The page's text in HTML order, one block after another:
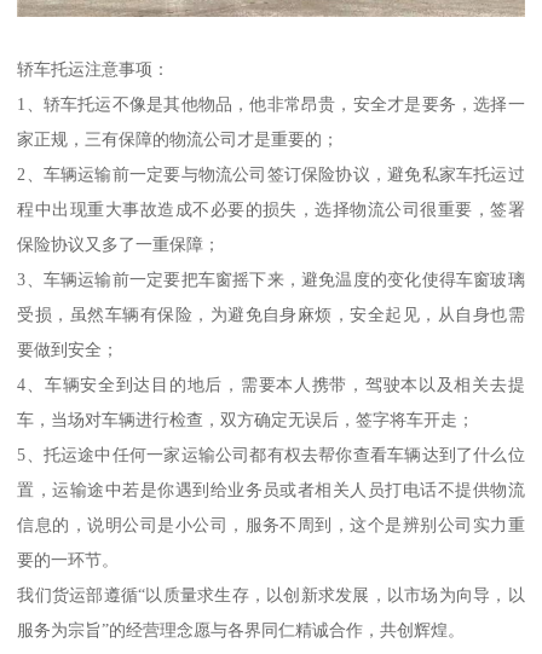
轿车托运注意事项：
1、轿车托运不像是其他物品，他非常昂贵，安全才是要务，选择一
家正规，三有保障的物流公司才是重要的；
2、车辆运输前一定要与物流公司签订保险协议，避免私家车托运过
程中出现重大事故造成不必要的损失，选择物流公司很重要，签署
保险协议又多了一重保障；
3、车辆运输前一定要把车窗摇下来，避免温度的变化使得车窗玻璃
受损，虽然车辆有保险，为避免自身麻烦，安全起见，从自身也需
要做到安全；
4、车辆安全到达目的地后，需要本人携带，驾驶本以及相关去提
车，当场对车辆进行检查，双方确定无误后，签字将车开走；
5、托运途中任何一家运输公司都有权去帮你查看车辆达到了什么位
置，运输途中若是你遇到给业务员或者相关人员打电话不提供物流
信息的，说明公司是小公司，服务不周到，这个是辨别公司实力重
要的一环节。
我们货运部遵循“以质量求生存，以创新求发展，以市场为向导，以
服务为宗旨”的经营理念愿与各界同仁精诚合作，共创辉煌。